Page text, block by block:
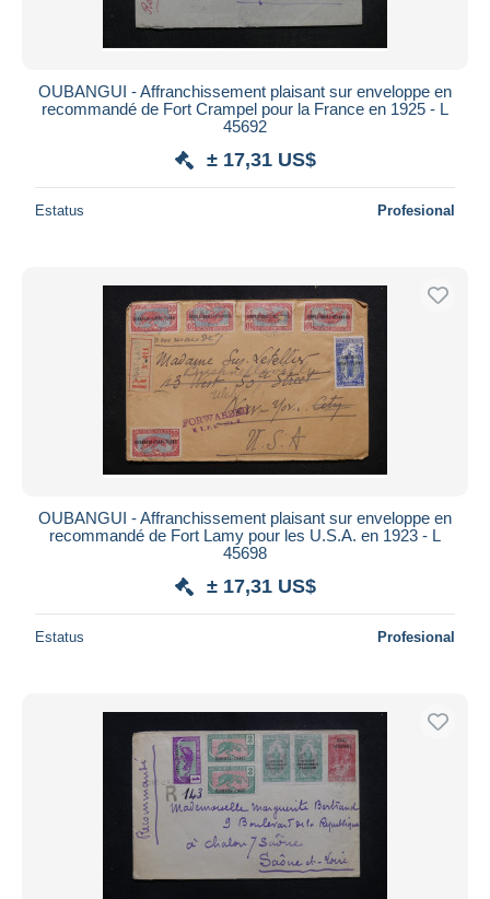
OUBANGUI - Affranchissement plaisant sur enveloppe en
recommandé de Fort Crampel pour la France en 1925 - L
45692
± 17,31 US$
Estatus Profesional
OUBANGUI - Affranchissement plaisant sur enveloppe en
recommandé de Fort Lamy pour les U.S.A. en 1923 - L
45698
± 17,31 US$
Estatus Profesional